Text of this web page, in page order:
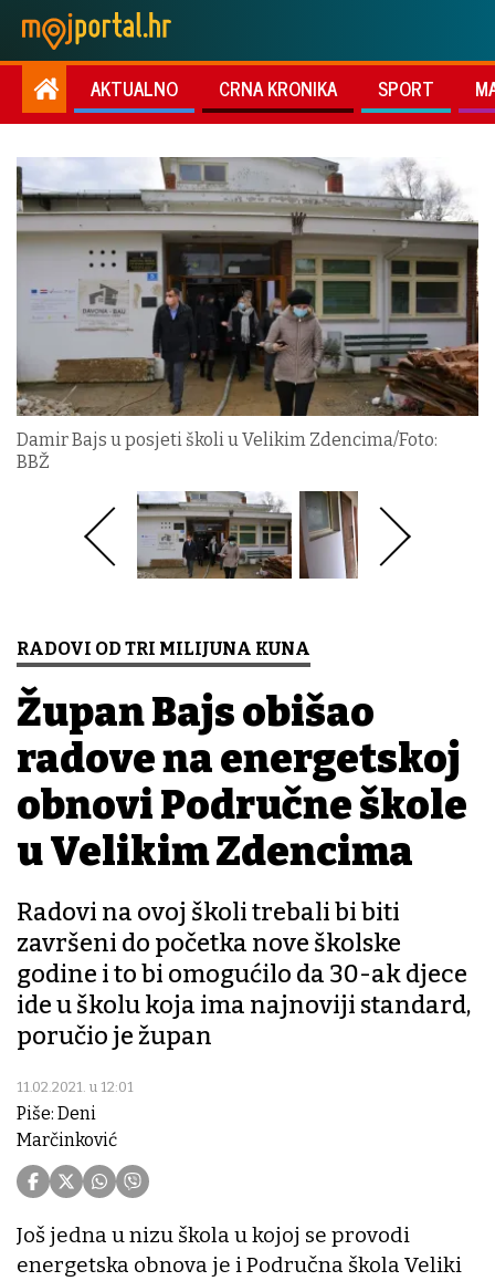
AKTUALNO CRNA KRONIKA SPORT
Damir Bajs u posjeti školi u Velikim Zdencima/Foto:
BBŽ
RADOVI OD TRI MILIJUNA KUNA
Župan Bajs obišao
radove na energetskoj
obnovi Područne škole
u Velikim Zdencima
Radovi na ovoj školi trebali bi biti
završeni do početka nove školske
godine i to bi omogućilo da 30-ak djece
ide u školu koja ima najnoviji standard,
poručio je župan
11.02.2021. u 12:01
Piše: Deni
Marčinković
Još jedna u nizu škola u kojoj se provodi
energetska obnova je i Područna škola Veliki